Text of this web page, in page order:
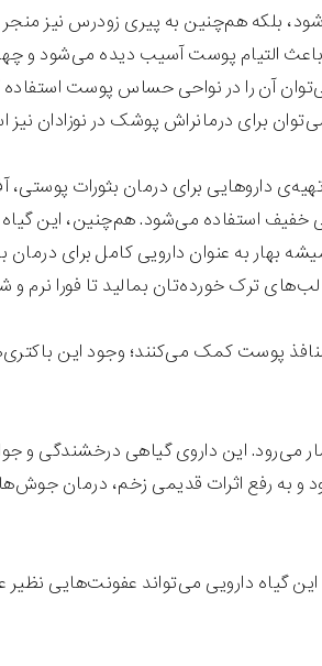
بلکه هم‌چنین به پیری زودرس نیز
التیام پوست آسیب دیده می‌شود و
آن را در نواحی حساس پوست استفاده
برای درمانراش پوشک در نوزادان نیز
داروهایی برای درمان بثورات
استفاده می‌شود. هم‌چنین، این
بهار به عنوان دارویی کامل برای
ترک خورده‌تان بمالید تا فورا نرم
پوست کمک می‌کنند؛ وجود این
این داروی گیاهی درخشندگی و
رفع اثرات قدیمی زخم، درمان
دارویی می‌تواند عفونت‌هایی نظیر